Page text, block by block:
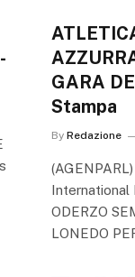
GARA
Stampa
By Redazione
International
ODERZO
LONEDO